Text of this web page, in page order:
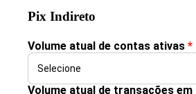
Pix Indireto
Volume atual de contas ativas *
Volume atual de transações em